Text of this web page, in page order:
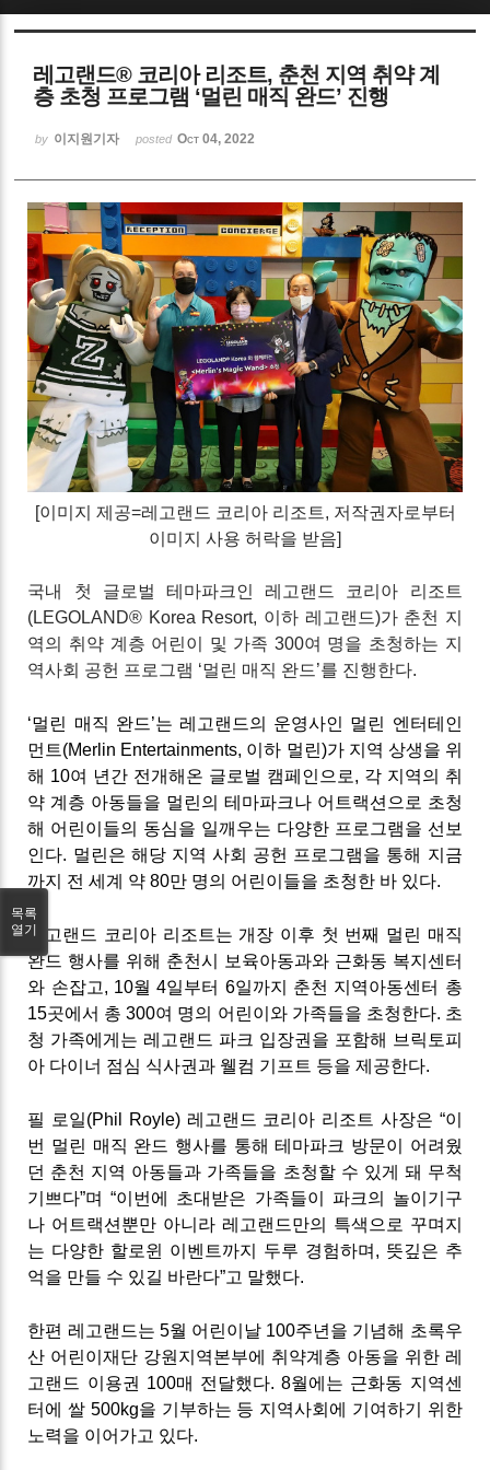
레고랜드® 코리아 리조트, 춘천 지역 취약 계
층 초청 프로그램 ‘멀린 매직 완드’ 진행
by 이지원기자 posted Oct 04, 2022
[이미지 제공=레고랜드 코리아 리조트, 저작권자로부터
이미지 사용 허락을 받음]
국내 첫 글로벌 테마파크인 레고랜드 코리아 리조트
(LEGOLAND® Korea Resort, 이하 레고랜드)가 춘천 지
역의 취약 계층 어린이 및 가족 300여 명을 초청하는 지
역사회 공헌 프로그램 ‘멀린 매직 완드’를 진행한다.
‘멀린 매직 완드’는 레고랜드의 운영사인 멀린 엔터테인
먼트(Merlin Entertainments, 이하 멀린)가 지역 상생을 위
해 10여 년간 전개해온 글로벌 캠페인으로, 각 지역의 취
약 계층 아동들을 멀린의 테마파크나 어트랙션으로 초청
해 어린이들의 동심을 일깨우는 다양한 프로그램을 선보
인다. 멀린은 해당 지역 사회 공헌 프로그램을 통해 지금
까지 전 세계 약 80만 명의 어린이들을 초청한 바 있다.
레고랜드 코리아 리조트는 개장 이후 첫 번째 멀린 매직
완드 행사를 위해 춘천시 보육아동과와 근화동 복지센터
와 손잡고, 10월 4일부터 6일까지 춘천 지역아동센터 총
15곳에서 총 300여 명의 어린이와 가족들을 초청한다. 초
청 가족에게는 레고랜드 파크 입장권을 포함해 브릭토피
아 다이너 점심 식사권과 웰컴 기프트 등을 제공한다.
필 로일(Phil Royle) 레고랜드 코리아 리조트 사장은 “이
번 멀린 매직 완드 행사를 통해 테마파크 방문이 어려웠
던 춘천 지역 아동들과 가족들을 초청할 수 있게 돼 무척
기쁘다”며 “이번에 초대받은 가족들이 파크의 놀이기구
나 어트랙션뿐만 아니라 레고랜드만의 특색으로 꾸며지
는 다양한 할로윈 이벤트까지 두루 경험하며, 뜻깊은 추
억을 만들 수 있길 바란다”고 말했다.
한편 레고랜드는 5월 어린이날 100주년을 기념해 초록우
산 어린이재단 강원지역본부에 취약계층 아동을 위한 레
고랜드 이용권 100매 전달했다. 8월에는 근화동 지역센
터에 쌀 500kg을 기부하는 등 지역사회에 기여하기 위한
노력을 이어가고 있다.
목록
열기
Sketchbook5, 스케치북5
Sketchbook5, 스케치북5